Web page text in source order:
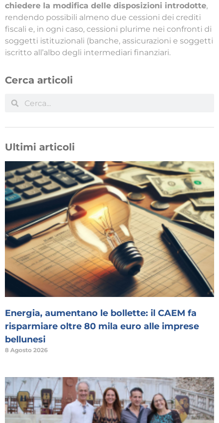
chiedere la modifica delle disposizioni introdotte,
rendendo possibili almeno due cessioni dei crediti
fiscali e, in ogni caso, cessioni plurime nei confronti di
soggetti istituzionali (banche, assicurazioni e soggetti
iscritto all’albo degli intermediari finanziari.
Cerca articoli
Ultimi articoli
Energia, aumentano le bollette: il CAEM fa
risparmiare oltre 80 mila euro alle imprese
bellunesi
8 Agosto 2026